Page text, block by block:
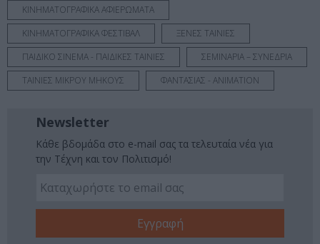
ΚΙΝΗΜΑΤΟΓΡΑΦΙΚΑ ΑΦΙΕΡΩΜΑΤΑ
ΚΙΝΗΜΑΤΟΓΡΑΦΙΚΑ ΦΕΣΤΙΒΑΛ
ΞΕΝΕΣ ΤΑΙΝΙΕΣ
ΠΑΙΔΙΚΟ ΣΙΝΕΜΑ - ΠΑΙΔΙΚΕΣ ΤΑΙΝΙΕΣ
ΣΕΜΙΝΑΡΙΑ – ΣΥΝΕΔΡΙΑ
ΤΑΙΝΙΕΣ ΜΙΚΡΟΥ ΜΗΚΟΥΣ
ΦΑΝΤΑΣΙΑΣ - ANIMATION
Newsletter
Κάθε βδομάδα στο e-mail σας τα τελευταία νέα για
την Τέχνη και τον Πολιτισμό!